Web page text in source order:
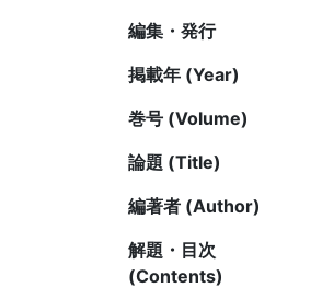
編集・発行
掲載年 (Year)
巻号 (Volume)
論題 (Title)
編著者 (Author)
解題・目次
(Contents)